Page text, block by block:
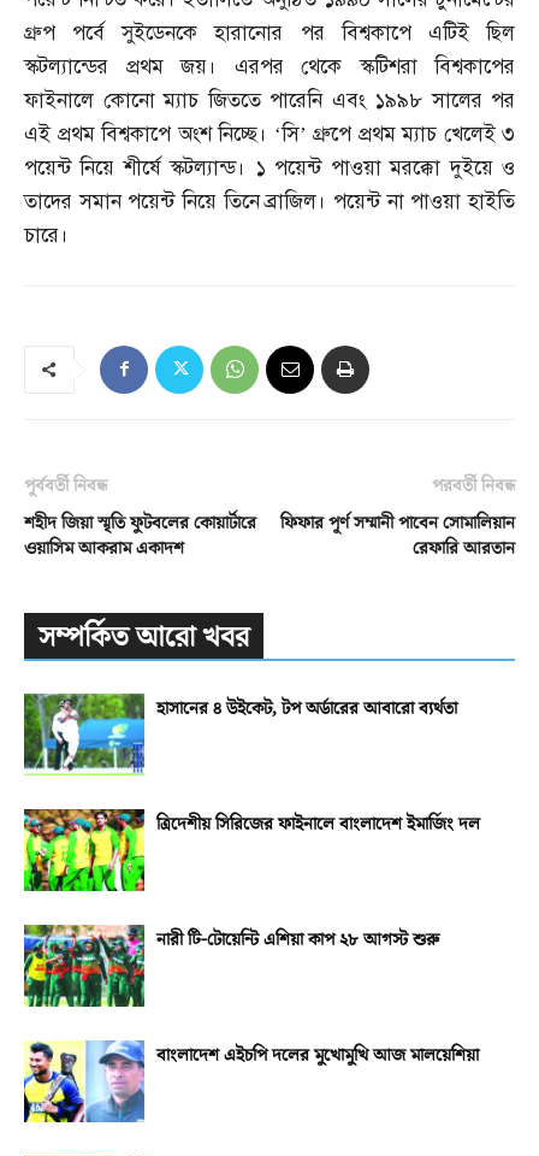
গ্রুপ পর্বে সুইডেনকে হারানোর পর বিশ্বকাপে এটিই ছিল
স্কটল্যান্ডের প্রথম জয়। এরপর থেকে স্কটিশরা বিশ্বকাপের
ফাইনালে কোনো ম্যাচ জিততে পারেনি এবং ১৯৯৮ সালের পর
এই প্রথম বিশ্বকাপে অংশ নিচ্ছে। ‘সি’ গ্রুপে প্রথম ম্যাচ খেলেই ৩
পয়েন্ট নিয়ে শীর্ষে স্কটল্যান্ড। ১ পয়েন্ট পাওয়া মরক্কো দুইয়ে ও
তাদের সমান পয়েন্ট নিয়ে তিনে ব্রাজিল। পয়েন্ট না পাওয়া হাইতি
চারে।
পূর্ববর্তী নিবন্ধ
শহীদ জিয়া স্মৃতি ফুটবলের কোয়ার্টারে
ওয়াসিম আকরাম একাদশ
পরবর্তী নিবন্ধ
ফিফার পূর্ণ সম্মানী পাবেন সোমালিয়ান
রেফারি আরতান
সম্পর্কিত আরো খবর
হাসানের ৪ উইকেট, টপ অর্ডারের আবারো ব্যর্থতা
ত্রিদেশীয় সিরিজের ফাইনালে বাংলাদেশ ইমার্জিং দল
নারী টি-টোয়েন্টি এশিয়া কাপ ২৮ আগস্ট শুরু
বাংলাদেশ এইচপি দলের মুখোমুখি আজ মালয়েশিয়া